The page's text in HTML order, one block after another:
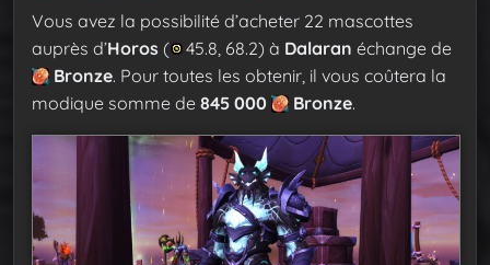
Vous avez la possibilité d’acheter 22 mascottes
auprès d’Horos ( 45.8, 68.2) à Dalaran échange de
Bronze. Pour toutes les obtenir, il vous coûtera la
modique somme de 845 000 Bronze.